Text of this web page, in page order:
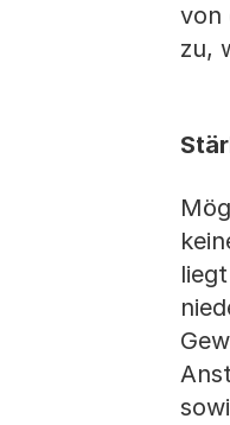
von
zu,